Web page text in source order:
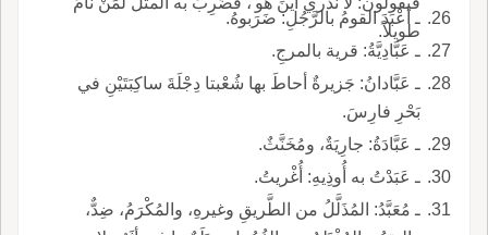
طويلاً.
ـ أعْبَدَ القومُ بالرَّجُلِ: ضَرَبوهُ.
ـ عَبَّادِيَّةُ: قرية بالمرجِ.
ـ عَبَّادانُ: جَزيرةٌ أحاطَ بها شُعْبتا دِجْلَةَ ساكِبَتَيْنِ في
بَحْرِ فارِسَ.
ـ عَبَّادَةُ: جارِيَةٌ، ومُخَنَّثٌ.
ـ عَبَدْتُ به أُوذِيهِ: أُغْريتُ.
ـ مُعَبَّدُ: المُذَلَّلُ من الطَّريقِ وغيرهِ، والمُكْرَمُ، ضِدٌّ،